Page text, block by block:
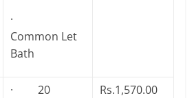
·
Common Let
Bath
· 20
Rs.1,570.00